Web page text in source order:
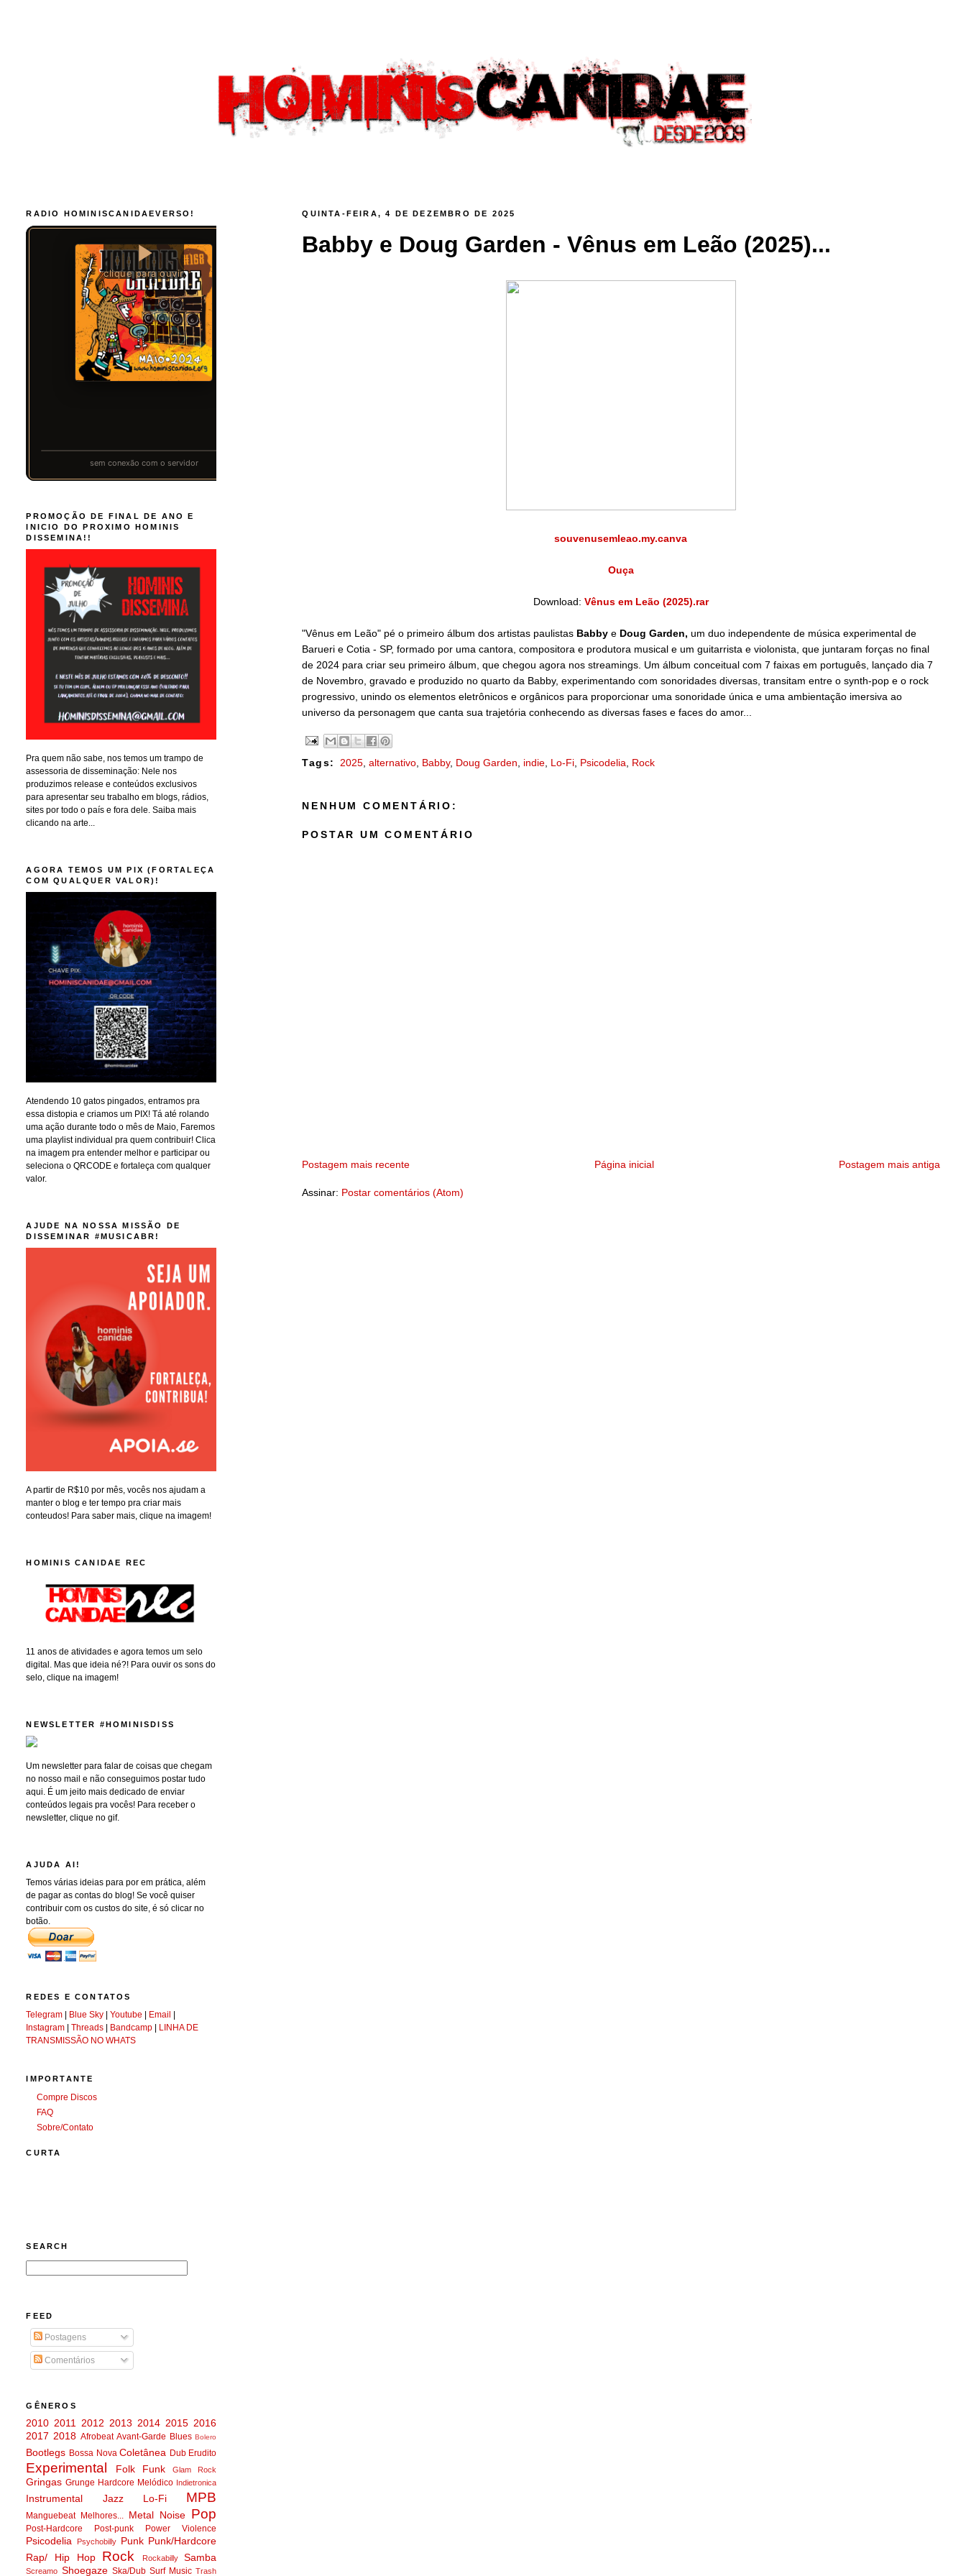
QUINTA-FEIRA, 4 DE DEZEMBRO DE 2025
Babby e Doug Garden - Vênus em Leão (2025)...
souvenusemleao.my.canva
Ouça
Download: Vênus em Leão (2025).rar
"Vênus em Leão" pé o primeiro álbum dos artistas paulistas Babby e Doug Garden, um duo independente de música experimental de
Barueri e Cotia - SP, formado por uma cantora, compositora e produtora musical e um guitarrista e violonista, que juntaram forças no final
de 2024 para criar seu primeiro álbum, que chegou agora nos streamings. Um álbum conceitual com 7 faixas em português, lançado dia 7
de Novembro, gravado e produzido no quarto da Babby, experimentando com sonoridades diversas, transitam entre o synth-pop e o rock
progressivo, unindo os elementos eletrônicos e orgânicos para proporcionar uma sonoridade única e uma ambientação imersiva ao
universo da personagem que canta sua trajetória conhecendo as diversas fases e faces do amor...
Tags: 2025 ,alternativo Babby, Doug Garden indie Lo-Fi Psicodelia Rock
NENHUM COMENTÁRIO:
POSTAR UM COMENTÁRIO
Postagem mais recente Postagem mais antiga
Página inicial
Assinar: Postar comentários (Atom)
RADIO HOMINISCANIDAEVERSO!
PROMOÇÃO DE FINAL DE ANO E
INICIO DO PROXIMO HOMINIS
DISSEMINA!!
Pra quem não sabe, nos temos um trampo de
assessoria de disseminação: Nele nos
produzimos release e conteúdos exclusivos
para apresentar seu trabalho em blogs, rádios,
sites por todo o país e fora dele. Saiba mais
clicando na arte...
AGORA TEMOS UM PIX (FORTALEÇA
COM QUALQUER VALOR)!
Atendendo 10 gatos pingados, entramos pra
essa distopia e criamos um PIX! Tá até rolando
uma ação durante todo o mês de Maio, Faremos
uma playlist individual pra quem contribuir! Clica
na imagem pra entender melhor e participar ou
seleciona o QRCODE e fortaleça com qualquer
valor.
AJUDE NA NOSSA MISSÃO DE
DISSEMINAR #MUSICABR!
A partir de R$10 por mês, vocês nos ajudam a
manter o blog e ter tempo pra criar mais
conteudos! Para saber mais, clique na imagem!
HOMINIS CANIDAE REC
11 anos de atividades e agora temos um selo
digital. Mas que ideia né?! Para ouvir os sons do
selo, clique na imagem!
NEWSLETTER #HOMINISDISS
Um newsletter para falar de coisas que chegam
no nosso mail e não conseguimos postar tudo
aqui. É um jeito mais dedicado de enviar
conteúdos legais pra vocês! Para receber o
newsletter, clique no gif.
AJUDA AI!
Temos várias ideias para por em prática, além
de pagar as contas do blog! Se você quiser
contribuir com os custos do site, é só clicar no
botão.
REDES E CONTATOS
Telegram Blue Sky |Youtube Email
Instagram |Threads Bandcamp
LINHA DE
TRANSMISSÃO NO WHATS
IMPORTANTE
Compre Discos
FAQ
Sobre/Contato
CURTA
SEARCH
FEED
Postagens
Comentários
GÊNEROS
2010 2011 2012 2013 2014 2015 2016
2017 2018 Afrobeat Avant-Garde Blues Bolero
Bootlegs Bossa Nova Coletânea Dub Erudito
Experimental Folk Funk Glam Rock
Gringas Grunge Hardcore Melódico Indietronica
Instrumental Jazz Lo-Fi MPB
Manguebeat Melhores... Metal Noise Pop
Post-Hardcore Post-punk Power Violence
Psicodelia Psychobilly Punk Punk/Hardcore
Rap/ Hip Hop
Rock Rockabilly Samba
Screamo Shoegaze Ska/Dub Surf Music Trash